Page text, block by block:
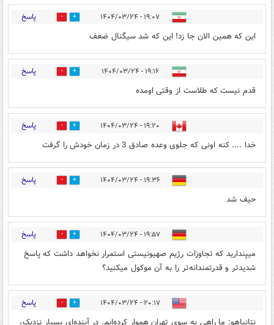
۱۹:۰۷ - ۱۴۰۴/۰۳/۲۴ 3 پاسخ
این که همین الان جا زد! این که شد سیگنال ضعف
۱۹:۱۶ - ۱۴۰۴/۰۳/۲۴ 2 پاسخ
قدم نیست که طلاست از وقتی اومده
۱۹:۲۰ - ۱۴۰۴/۰۳/۲۴ 2 پاسخ
خدا .... کنه اونی که جلوی وعده صادق 3 در زمان خودش را گرفت
۱۹:۳۶ - ۱۴۰۴/۰۳/۲۴ 2 پاسخ
حیف شد
۱۹:۵۷ - ۱۴۰۴/۰۳/۲۴ 4 پاسخ
میپندارید که تجاوزات رژیم صهیونیستی استمرار نخواهد داشت که پاسخ
شدیدتر و قدرتمندانه‌تر را به آن موکول میکنید؟
۲۰:۱۷ - ۱۴۰۴/۰۳/۲۴ 2 پاسخ